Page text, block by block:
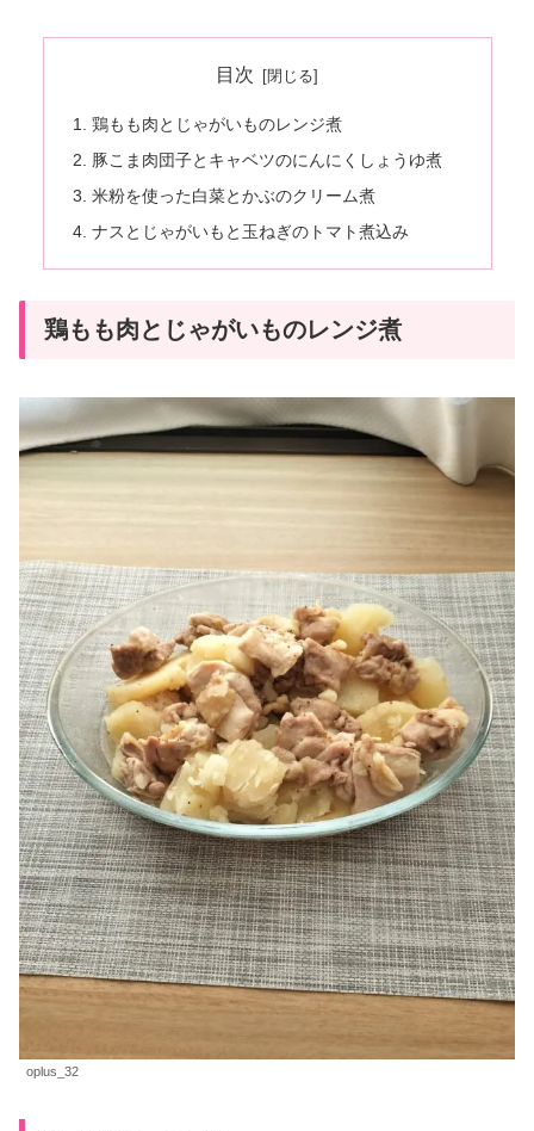
目次
鶏もも肉とじゃがいものレンジ煮
豚こま肉団子とキャベツのにんにくしょうゆ煮
米粉を使った白菜とかぶのクリーム煮
ナスとじゃがいもと玉ねぎのトマト煮込み
鶏もも肉とじゃがいものレンジ煮
oplus_32